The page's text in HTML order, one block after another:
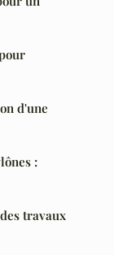
d'une
:
travaux